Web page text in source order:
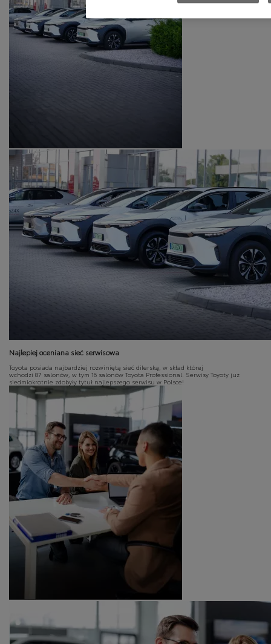
Najlepiej oceniana sieć serwisowa
Toyota posiada najbardziej rozwiniętą sieć dilerską, w skład której
wchodzi 87 salonów, w tym 16 salonów Toyota Professional. Serwisy Toyoty już
siedmiokrotnie zdobyły tytuł najlepszego serwisu w Polsce!